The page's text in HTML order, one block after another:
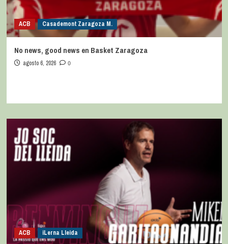
ACB Casademont Zaragoza M.
No news, good news en Basket Zaragoza
agosto 6, 2026 0
ACB iLerna Lleida